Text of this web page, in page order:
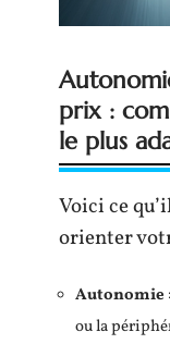
prix :
le plus
Voici ce
orienter
Autonomie
ou la